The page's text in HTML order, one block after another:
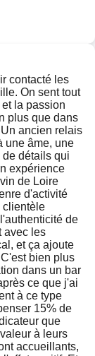
contacté les
On sent tout
la passion
plus que dans
ancien relais
une âme, une
de détails qui
expérience
de Loire
d'activité
clientèle
de
avec les
et ça ajoute
bien plus
dans un bar
ce que j'ai
à ce type
15% de
que
à leurs
accueillants,